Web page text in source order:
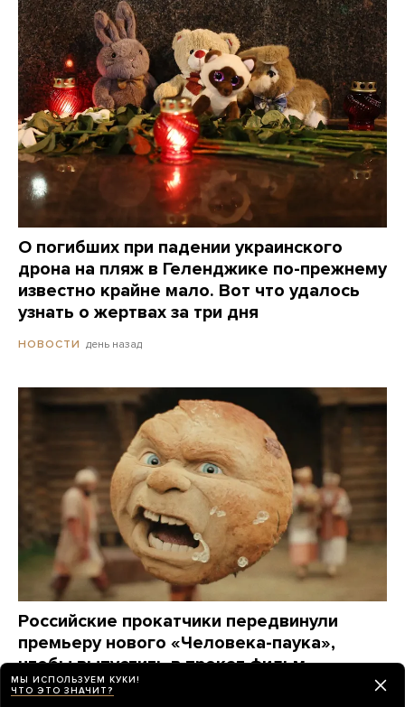
О погибших при падении украинского
дрона на пляж в Геленджике по-прежнему
известно крайне мало. Вот что удалось
узнать о жертвах за три дня
НОВОСТИ день назад
Российские прокатчики передвинули
премьеру нового «Человека-паука»,
чтобы выпустить в прокат фильм
о Колобке
МЫ ИСПОЛЬЗУЕМ КУКИ!
ЧТО ЭТО ЗНАЧИТ?